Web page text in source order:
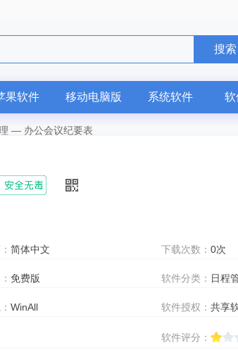
搜索
果软件 移动电脑版 系统软件 软
— 办公会议纪要表
简体中文 下载次数： 0次
免费版 软件分类： 日程
WinAll 软件授权： 共享
软件评分：